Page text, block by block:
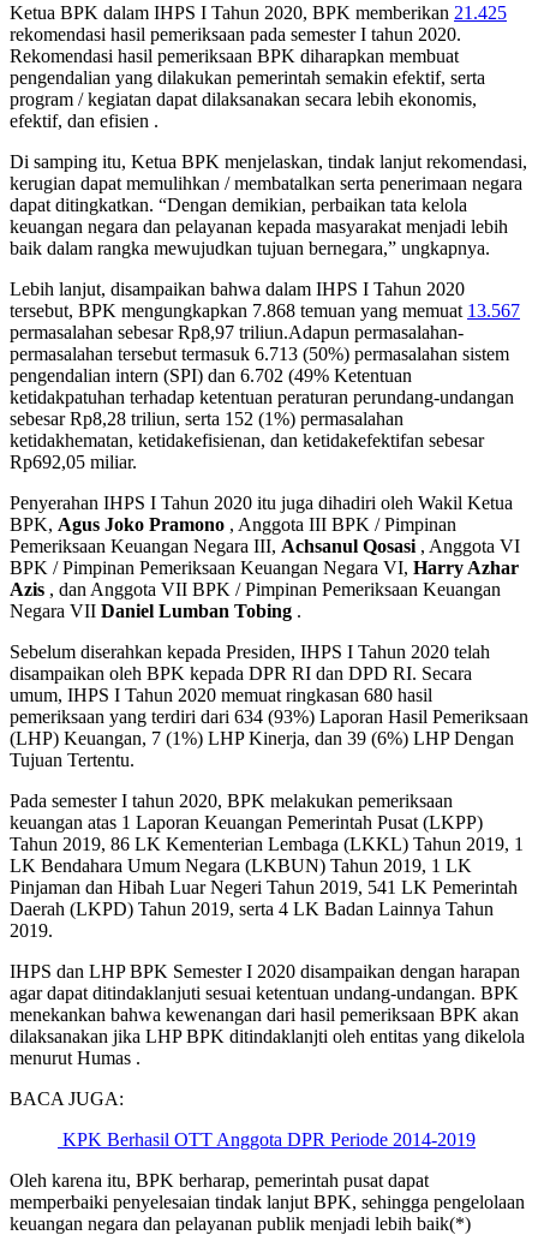
Ketua BPK dalam IHPS I Tahun 2020, BPK memberikan 21.425
rekomendasi hasil pemeriksaan pada semester I tahun 2020.
Rekomendasi hasil pemeriksaan BPK diharapkan membuat
pengendalian yang dilakukan pemerintah semakin efektif, serta
program / kegiatan dapat dilaksanakan secara lebih ekonomis,
efektif, dan efisien .
Di samping itu, Ketua BPK menjelaskan, tindak lanjut rekomendasi,
kerugian dapat memulihkan / membatalkan serta penerimaan negara
dapat ditingkatkan. “Dengan demikian, perbaikan tata kelola
keuangan negara dan pelayanan kepada masyarakat menjadi lebih
baik dalam rangka mewujudkan tujuan bernegara,” ungkapnya.
Lebih lanjut, disampaikan bahwa dalam IHPS I Tahun 2020
tersebut, BPK mengungkapkan 7.868 temuan yang memuat 13.567
permasalahan sebesar Rp8,97 triliun.Adapun permasalahan-
permasalahan tersebut termasuk 6.713 (50%) permasalahan sistem
pengendalian intern (SPI) dan 6.702 (49% Ketentuan
ketidakpatuhan terhadap ketentuan peraturan perundang-undangan
sebesar Rp8,28 triliun, serta 152 (1%) permasalahan
ketidakhematan, ketidakefisienan, dan ketidakefektifan sebesar
Rp692,05 miliar.
Penyerahan IHPS I Tahun 2020 itu juga dihadiri oleh Wakil Ketua
BPK, Agus Joko Pramono , Anggota III BPK / Pimpinan
Pemeriksaan Keuangan Negara III, Achsanul Qosasi , Anggota VI
BPK / Pimpinan Pemeriksaan Keuangan Negara VI, Harry Azhar
Azis , dan Anggota VII BPK / Pimpinan Pemeriksaan Keuangan
Negara VII Daniel Lumban Tobing .
Sebelum diserahkan kepada Presiden, IHPS I Tahun 2020 telah
disampaikan oleh BPK kepada DPR RI dan DPD RI. Secara
umum, IHPS I Tahun 2020 memuat ringkasan 680 hasil
pemeriksaan yang terdiri dari 634 (93%) Laporan Hasil Pemeriksaan
(LHP) Keuangan, 7 (1%) LHP Kinerja, dan 39 (6%) LHP Dengan
Tujuan Tertentu.
Pada semester I tahun 2020, BPK melakukan pemeriksaan
keuangan atas 1 Laporan Keuangan Pemerintah Pusat (LKPP)
Tahun 2019, 86 LK Kementerian Lembaga (LKKL) Tahun 2019, 1
LK Bendahara Umum Negara (LKBUN) Tahun 2019, 1 LK
Pinjaman dan Hibah Luar Negeri Tahun 2019, 541 LK Pemerintah
Daerah (LKPD) Tahun 2019, serta 4 LK Badan Lainnya Tahun
2019.
IHPS dan LHP BPK Semester I 2020 disampaikan dengan harapan
agar dapat ditindaklanjuti sesuai ketentuan undang-undangan. BPK
menekankan bahwa kewenangan dari hasil pemeriksaan BPK akan
dilaksanakan jika LHP BPK ditindaklanjti oleh entitas yang dikelola
menurut Humas .
BACA JUGA:
KPK Berhasil OTT Anggota DPR Periode 2014-2019
Oleh karena itu, BPK berharap, pemerintah pusat dapat
memperbaiki penyelesaian tindak lanjut BPK, sehingga pengelolaan
keuangan negara dan pelayanan publik menjadi lebih baik(*)